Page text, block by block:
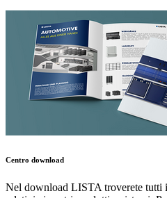
Centro download
Nel download LISTA troverete tutti